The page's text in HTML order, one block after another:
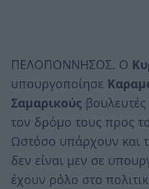
ΠΕΛΟΠΟΝΝΗΣΟΣ. Ο
υπουργοποίησε
Σαμαρικούς
τον δρόμο τους προς
Ωστόσο υπάρχουν και
δεν είναι μεν σε
έχουν ρόλο στο